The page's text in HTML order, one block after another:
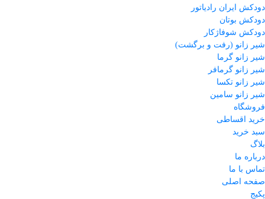
دودکش ایران رادیاتور
دودکش بوتان
دودکش شوفاژکار
شیر زانو (رفت و برگشت)
شیر زانو گرما
شیر زانو گرمافر
شیر زانو تکسا
شیر زانو سامین
فروشگاه
خرید اقساطی
سبد خرید
بلاگ
درباره ما
تماس با ما
صفحه اصلی
پکیج